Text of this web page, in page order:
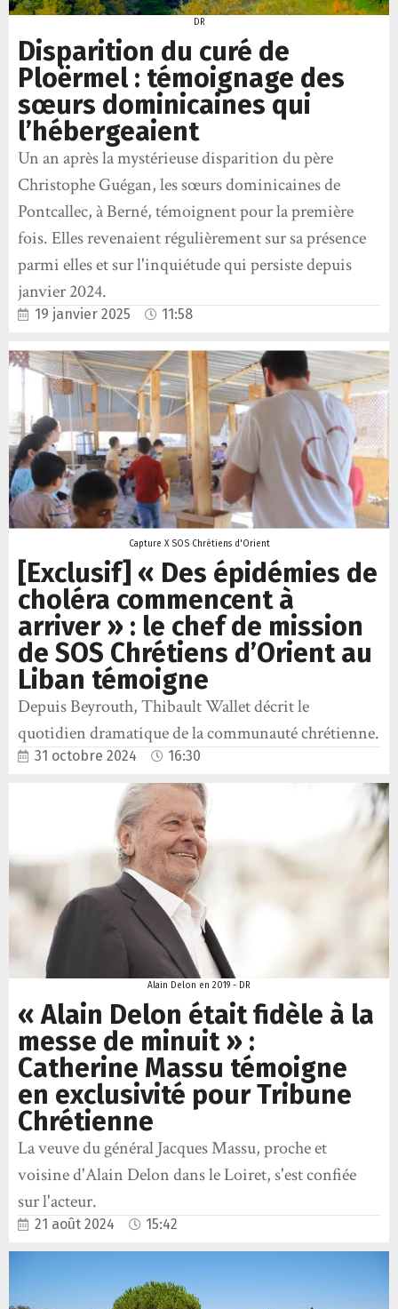
DR
Disparition du curé de
Ploërmel : témoignage des
sœurs dominicaines qui
l’hébergeaient
Un an après la mystérieuse disparition du père
Christophe Guégan, les sœurs dominicaines de
Pontcallec, à Berné, témoignent pour la première
fois. Elles revenaient régulièrement sur sa présence
parmi elles et sur l'inquiétude qui persiste depuis
janvier 2024.
19 janvier 2025 11:58
Capture X SOS Chrétiens d'Orient
[Exclusif] « Des épidémies de
choléra commencent à
arriver » : le chef de mission
de SOS Chrétiens d’Orient au
Liban témoigne
Depuis Beyrouth, Thibault Wallet décrit le
quotidien dramatique de la communauté chrétienne.
31 octobre 2024 16:30
Alain Delon en 2019 - DR
« Alain Delon était fidèle à la
messe de minuit » :
Catherine Massu témoigne
en exclusivité pour Tribune
Chrétienne
La veuve du général Jacques Massu, proche et
voisine d'Alain Delon dans le Loiret, s'est confiée
sur l'acteur.
21 août 2024 15:42